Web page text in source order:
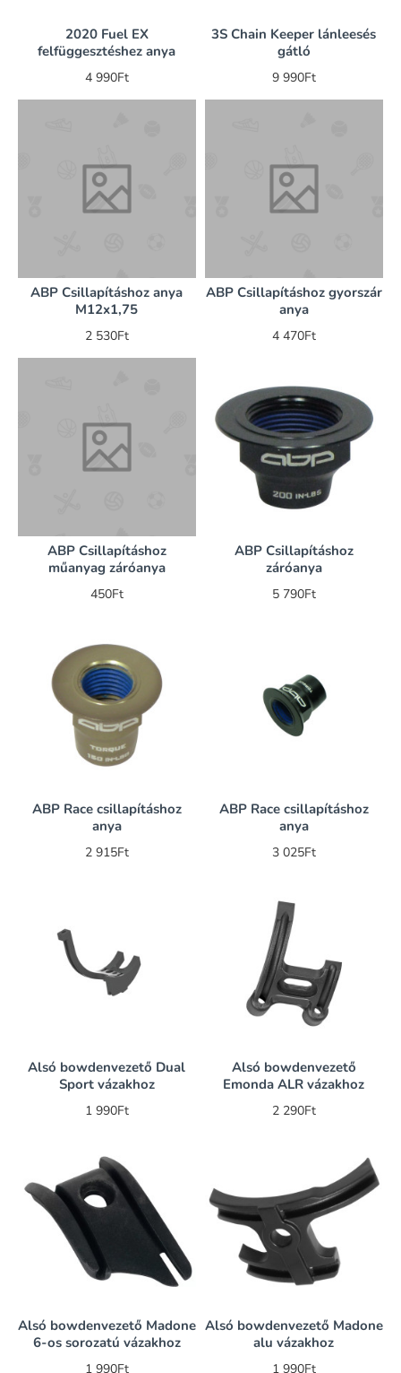
2020 Fuel EX
felfüggesztéshez anya
4 990Ft
3S Chain Keeper lánleesés
gátló
9 990Ft
ABP Csillapításhoz anya
M12x1,75
2 530Ft
ABP Csillapításhoz gyorszár
anya
4 470Ft
ABP Csillapításhoz
műanyag záróanya
450Ft
ABP Csillapításhoz
záróanya
5 790Ft
ABP Race csillapításhoz
anya
2 915Ft
ABP Race csillapításhoz
anya
3 025Ft
Alsó bowdenvezető Dual
Sport vázakhoz
1 990Ft
Alsó bowdenvezető
Emonda ALR vázakhoz
2 290Ft
Alsó bowdenvezető Madone
6-os sorozatú vázakhoz
1 990Ft
Alsó bowdenvezető Madone
alu vázakhoz
1 990Ft